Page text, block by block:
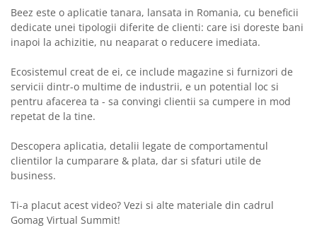
Beez este o aplicatie tanara, lansata in Romania, cu beneficii
dedicate unei tipologii diferite de clienti: care isi doreste bani
inapoi la achizitie, nu neaparat o reducere imediata.
Ecosistemul creat de ei, ce include magazine si furnizori de
servicii dintr-o multime de industrii, e un potential loc si
pentru afacerea ta - sa convingi clientii sa cumpere in mod
repetat de la tine.
Descopera aplicatia, detalii legate de comportamentul
clientilor la cumparare & plata, dar si sfaturi utile de
business.
Ti-a placut acest video? Vezi si alte materiale din cadrul
Gomag Virtual Summit!